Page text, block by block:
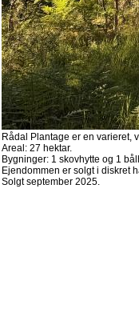
Rådal Plantage er en varieret,
Areal: 27 hektar.
Bygninger: 1 skovhytte og 1
Ejendommen er solgt i diskret
Solgt september 2025.